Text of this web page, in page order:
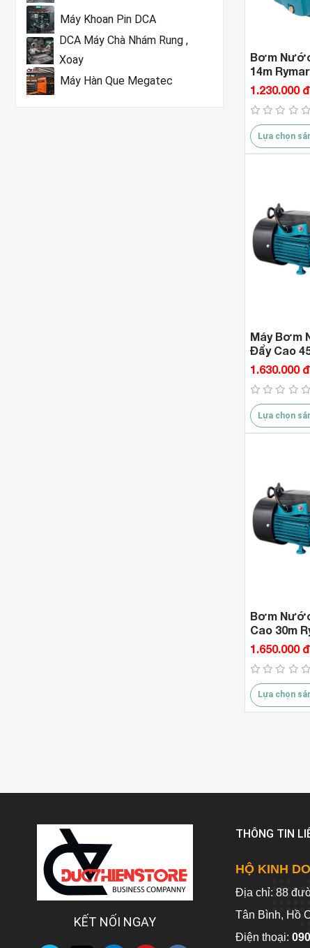
Máy Khoan Pin DCA
DCA Máy Chà Nhám Rung ,
Xoay
Máy Hàn Que Megatec
Bơm
14m
1.230.000 đ
Lựa chọn
Máy Bơm
Đẩy Cao
SW10M
1.630.000 đ
Lựa chọn
Bơm
Cao 30m
1.650.000 đ
Lựa chọn
KẾT NỐI NGAY
THÔNG TIN
HỘ KINH
Địa chỉ: 88
Tân Bình, Hồ
Điện thoại: